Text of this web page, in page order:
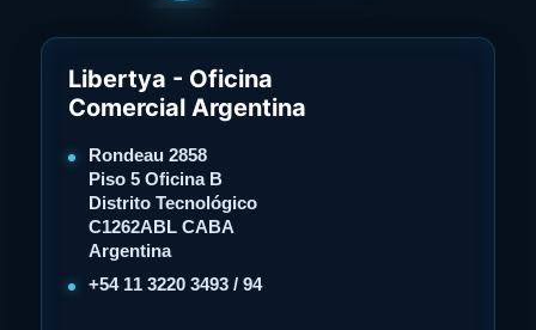
Libertya - Oficina
Comercial Argentina
Rondeau 2858
Piso 5 Oficina B
Distrito Tecnológico
C1262ABL CABA
Argentina
+54 11 3220 3493 / 94